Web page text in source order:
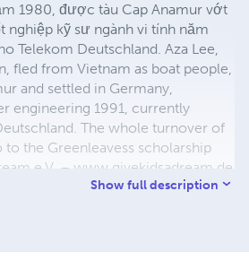
1980, được tàu Cap Anamur vớt
kỹ sư ngành vi tính năm
Telekom Deutschland. Aza Lee,
fled from Vietnam as boat people,
and settled in Germany,
engineering 1991, currently
The whole turnover of
the Greenleavess scholarship
e.V. – www.givekidsadream.de
and young adults to find a way
Show full description